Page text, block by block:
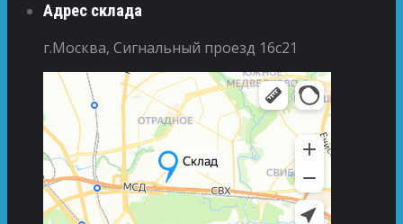
Адрес склада
г.Москва, Сигнальный проезд 16с21